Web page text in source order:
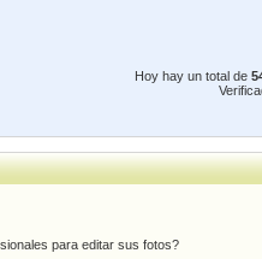
Hoy hay un total de
para editar sus fotos?